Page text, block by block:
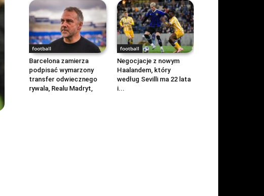
football
Barcelona zamierza
podpisać wymarzony
transfer odwiecznego
rywala, Realu Madryt,
football
Negocjacje z nowym
Haalandem, który
według Sevilli ma 22 lata
i...